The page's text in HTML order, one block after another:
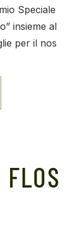
Speciale
insieme al
per il nos